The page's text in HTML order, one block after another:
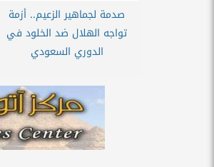
صدمة لجماهير الزعيم.. أزمة
تواجه الهلال ضد الخلود في
الدوري السعودي